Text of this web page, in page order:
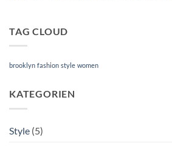
TAG CLOUD
brooklyn fashion style women
KATEGORIEN
Style (5)